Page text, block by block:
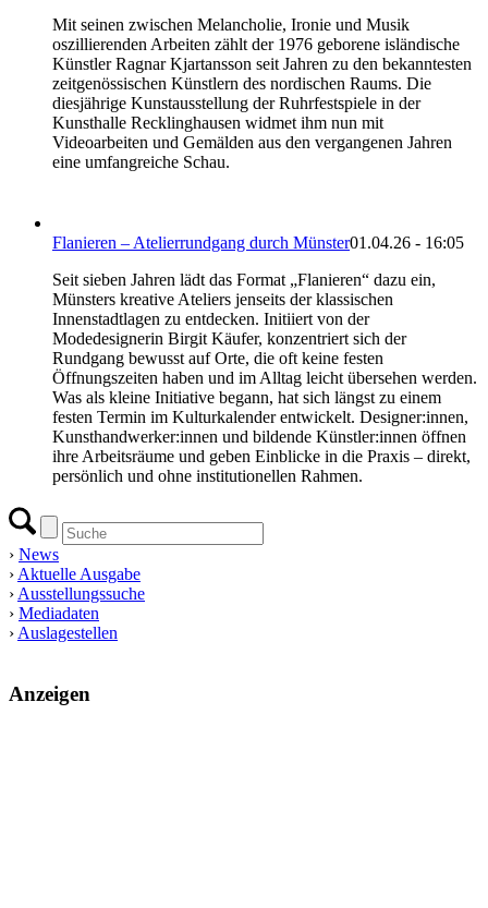
Mit seinen zwischen Melancholie, Ironie und Musik
oszillierenden Arbeiten zählt der 1976 geborene isländische
Künstler Ragnar Kjartansson seit Jahren zu den bekanntesten
zeitgenössischen Künstlern des nordischen Raums. Die
diesjährige Kunstausstellung der Ruhrfestspiele in der
Kunsthalle Recklinghausen widmet ihm nun mit
Videoarbeiten und Gemälden aus den vergangenen Jahren
eine umfangreiche Schau.
Flanieren – Atelierrundgang durch Münster01.04.26 - 16:05
Seit sieben Jahren lädt das Format „Flanieren“ dazu ein,
Münsters kreative Ateliers jenseits der klassischen
Innenstadtlagen zu entdecken. Initiiert von der
Modedesignerin Birgit Käufer, konzentriert sich der
Rundgang bewusst auf Orte, die oft keine festen
Öffnungszeiten haben und im Alltag leicht übersehen werden.
Was als kleine Initiative begann, hat sich längst zu einem
festen Termin im Kulturkalender entwickelt. Designer:innen,
Kunsthandwerker:innen und bildende Künstler:innen öffnen
ihre Arbeitsräume und geben Einblicke in die Praxis – direkt,
persönlich und ohne institutionellen Rahmen.
› News
› Aktuelle Ausgabe
› Ausstellungssuche
› Mediadaten
› Auslagestellen
Anzeigen